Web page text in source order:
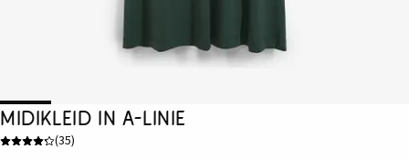
Midikleid in A-Linie
(35)